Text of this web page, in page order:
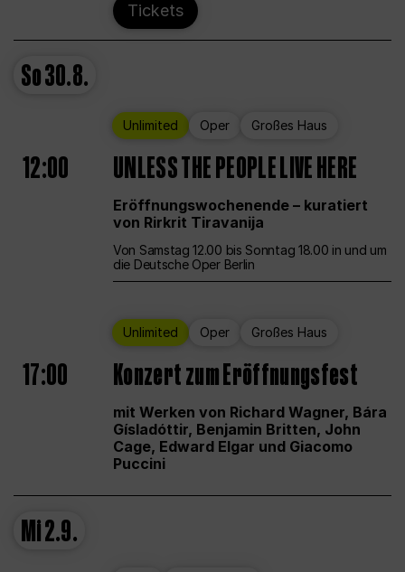
Tickets
So30.8.
Unlimited Oper Großes Haus
12:00 UNLESS THE PEOPLE LIVE HERE
Eröffnungswochenende – kuratiert
von Rirkrit Tiravanija
Von Samstag 12.00 bis Sonntag 18.00 in und um
die Deutsche Oper Berlin
Unlimited Oper Großes Haus
17:00 Konzert zum Eröffnungsfest
mit Werken von Richard Wagner, Bára
Gísladóttir, Benjamin Britten, John
Cage, Edward Elgar und Giacomo
Puccini
Mi2.9.